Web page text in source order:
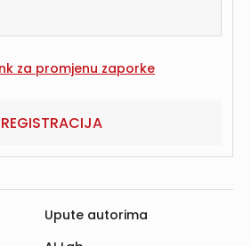
REGISTRACIJA
Upute autorima